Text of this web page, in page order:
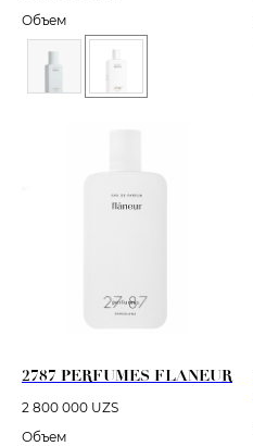
Объем
2787 PERFUMES FLANEUR
2 800 000 UZS
Объем